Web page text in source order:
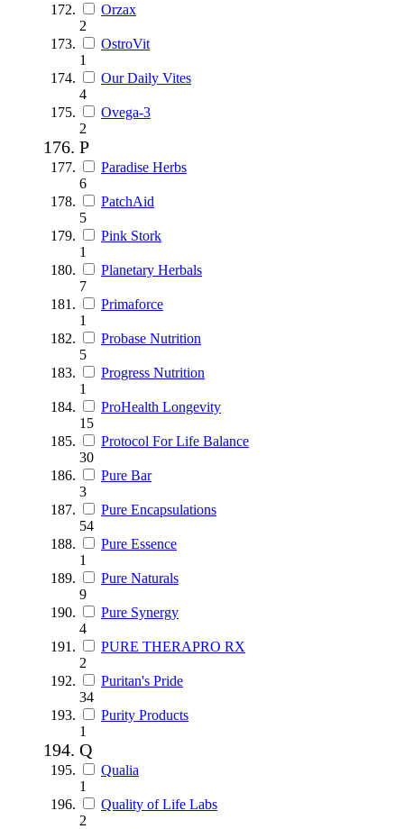
Orzax
2
OstroVit
1
Our Daily Vites
4
Ovega-3
2
P
Paradise Herbs
6
PatchAid
5
Pink Stork
1
Planetary Herbals
7
Primaforce
1
Probase Nutrition
5
Progress Nutrition
1
ProHealth Longevity
15
Protocol For Life Balance
30
Pure Bar
3
Pure Encapsulations
54
Pure Essence
1
Pure Naturals
9
Pure Synergy
4
PURE THERAPRO RX
2
Puritan's Pride
34
Purity Products
1
Q
Qualia
1
Quality of Life Labs
2